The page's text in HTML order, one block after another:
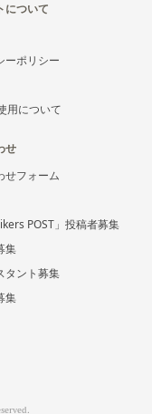
について
ーポリシー
用について
せ
せフォーム
POST」投稿者募集
集
タント募集
集